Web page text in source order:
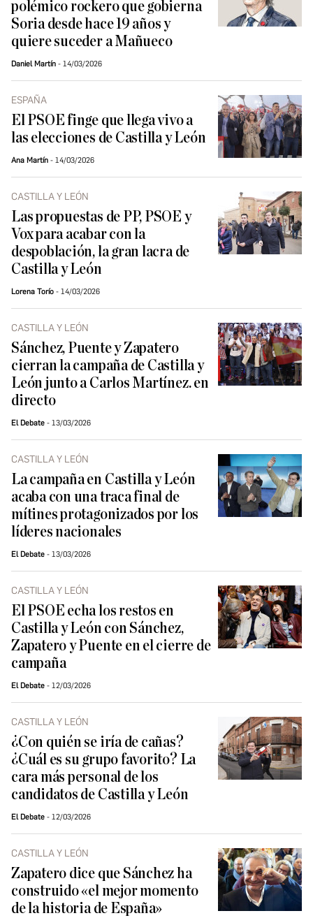
polémico rockero que gobierna
Soria desde hace 19 años y
quiere suceder a Mañueco
Daniel Martín 14/03/2026
ESPAÑA
El PSOE finge que llega vivo a
las elecciones de Castilla y León
Ana Martín 14/03/2026
CASTILLA Y LEÓN
Las propuestas de PP, PSOE y
Vox para acabar con la
despoblación, la gran lacra de
Castilla y León
Lorena Torío 14/03/2026
CASTILLA Y LEÓN
Sánchez, Puente y Zapatero
cierran la campaña de Castilla y
León junto a Carlos Martínez. en
directo
El Debate 13/03/2026
CASTILLA Y LEÓN
La campaña en Castilla y León
acaba con una traca final de
mítines protagonizados por los
líderes nacionales
El Debate 13/03/2026
CASTILLA Y LEÓN
El PSOE echa los restos en
Castilla y León con Sánchez,
Zapatero y Puente en el cierre de
campaña
El Debate 12/03/2026
CASTILLA Y LEÓN
¿Con quién se iría de cañas?
¿Cuál es su grupo favorito? La
cara más personal de los
candidatos de Castilla y León
El Debate 12/03/2026
CASTILLA Y LEÓN
Zapatero dice que Sánchez ha
construido «el mejor momento
de la historia de España»